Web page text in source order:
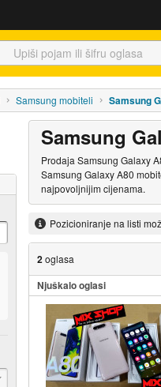
Samsung mobiteli Samsung
Samsung
Prodaja Samsung Galaxy
Samsung Galaxy A80
najpovoljnijim cijenama.
Pozicioniranje na listi
2oglasa
Njuškalo oglasi